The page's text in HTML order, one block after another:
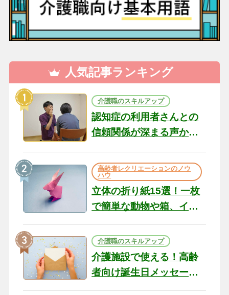
人気記事ランキング
介護職のスキルアップ
認知症の利用者さんとの
信頼関係が深まる声かけ
の現場から（22）
高齢者レクリエーションのノウ
ハウ
立体の折り紙15選！一枚
で簡単な動物や箱、イン
テリアになる作品まで
介護職のスキルアップ
介護施設で使える！高齢
者向け誕生日メッセージ
の例文と書き方のポイン